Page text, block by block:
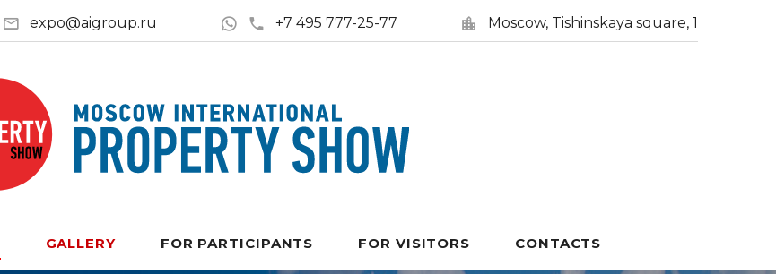
expo@aigroup.ru +7 495 777-25-77 Moscow, Tishinskaya square, 1
GALLERY FOR PARTICIPANTS FOR VISITORS CONTACTS